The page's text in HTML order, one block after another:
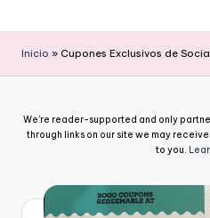
u
p
o
n
s
estas
y
descuentos
Inicio » Cupones Exclusivos de
We're reader-supported and only
through links on our site we may
to you.